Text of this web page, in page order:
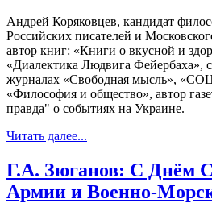
Андрей Коряковцев, кандидат
Российских писателей и
автор книг: «Книги о вкусной и
«Диалектика Людвига Фейербаха»,
журналах «Свободная мысль»,
«Философия и общество», автор
правда" о событиях на Украине.
Читать далее...
Г.А. Зюганов: С Днём
Армии и Военно-